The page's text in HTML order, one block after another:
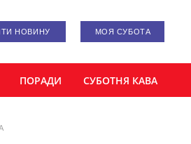
НОВИНУ МОЯ СУБОТА
ПОРАДИ СУБОТНЯ КАВА